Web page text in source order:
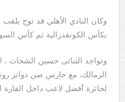
وكان النادي الأهلي قد توج بلقب
بكأس الكونفدرالية ثم كأس
وتواجد الثنائى حسين الشحات ،
الزمالك، مع حارس صن دوانز
لجائزة أفضل لاعب داخل القارة